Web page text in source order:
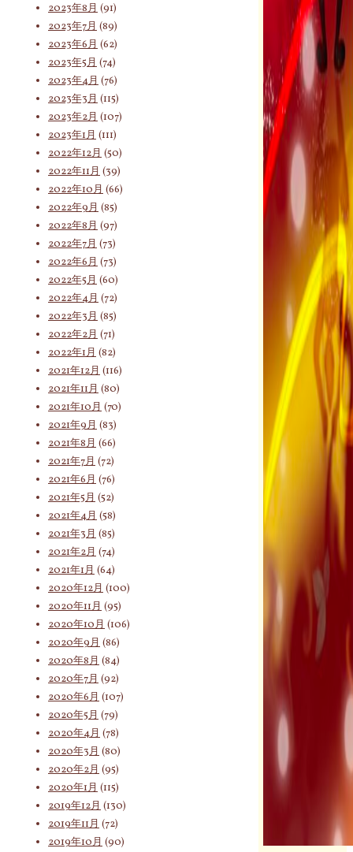
2023年8月 (91)
2023年7月 (89)
2023年6月 (62)
2023年5月 (74)
2023年4月 (76)
2023年3月 (115)
2023年2月 (107)
2023年1月 (111)
2022年12月 (50)
2022年11月 (39)
2022年10月 (66)
2022年9月 (85)
2022年8月 (97)
2022年7月 (73)
2022年6月 (73)
2022年5月 (60)
2022年4月 (72)
2022年3月 (85)
2022年2月 (71)
2022年1月 (82)
2021年12月 (116)
2021年11月 (80)
2021年10月 (70)
2021年9月 (83)
2021年8月 (66)
2021年7月 (72)
2021年6月 (76)
2021年5月 (52)
2021年4月 (58)
2021年3月 (85)
2021年2月 (74)
2021年1月 (64)
2020年12月 (100)
2020年11月 (95)
2020年10月 (106)
2020年9月 (86)
2020年8月 (84)
2020年7月 (92)
2020年6月 (107)
2020年5月 (79)
2020年4月 (78)
2020年3月 (80)
2020年2月 (95)
2020年1月 (115)
2019年12月 (130)
2019年11月 (72)
2019年10月 (90)